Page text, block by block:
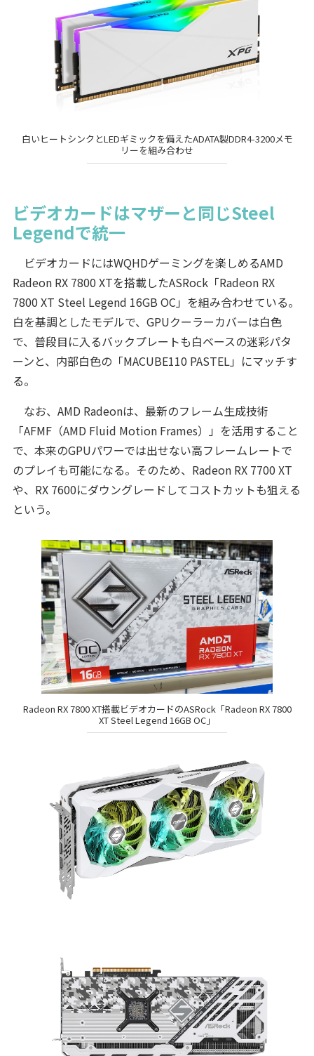
白いヒートシンクとLEDギミックを備えたADATA製DDR4-3200メモ
リーを組み合わせ
ビデオカードはマザーと同じSteel
Legendで統一
ビデオカードにはWQHDゲーミングを楽しめるAMD
Radeon RX 7800 XTを搭載したASRock「Radeon RX
7800 XT Steel Legend 16GB OC」を組み合わせている。
白を基調としたモデルで、GPUクーラーカバーは白色
で、普段目に入るバックプレートも白ベースの迷彩パタ
ーンと、内部白色の「MACUBE110 PASTEL」にマッチす
る。
なお、AMD Radeonは、最新のフレーム生成技術
「AFMF（AMD Fluid Motion Frames）」を活用すること
で、本来のGPUパワーでは出せない高フレームレートで
のプレイも可能になる。そのため、Radeon RX 7700 XT
や、RX 7600にダウングレードしてコストカットも狙える
という。
Radeon RX 7800 XT搭載ビデオカードのASRock「Radeon RX 7800
XT Steel Legend 16GB OC」